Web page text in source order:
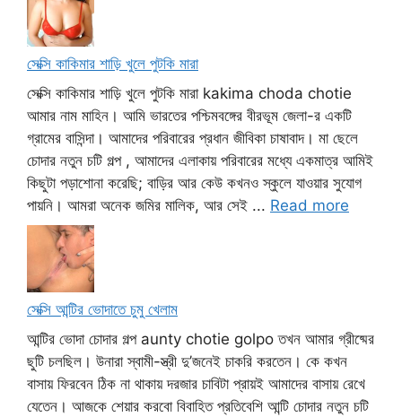
সেক্সি কাকিমার শাড়ি খুলে পুটকি মারা
সেক্সি কাকিমার শাড়ি খুলে পুটকি মারা kakima choda chotie
আমার নাম মাহিন। আমি ভারতের পশ্চিমবঙ্গের বীরভূম জেলা-র একটি
গ্রামের বাসিন্দা। আমাদের পরিবারের প্রধান জীবিকা চাষাবাদ। মা ছেলে
চোদার নতুন চটি গল্প , আমাদের এলাকায় পরিবারের মধ্যে একমাত্র আমিই
কিছুটা পড়াশোনা করেছি; বাড়ির আর কেউ কখনও স্কুলে যাওয়ার সুযোগ
পায়নি। আমরা অনেক জমির মালিক, আর সেই ... Read more
সেক্সি আন্টির ভোদাতে চুমু খেলাম
আন্টির ভোদা চোদার গল্প aunty chotie golpo তখন আমার গ্রীষ্মের
ছুটি চলছিল। উনারা স্বামী-স্ত্রী দু’জনেই চাকরি করতেন। কে কখন
বাসায় ফিরবেন ঠিক না থাকায় দরজার চাবিটা প্রায়ই আমাদের বাসায় রেখে
যেতেন। আজকে শেয়ার করবো বিবাহিত প্রতিবেশি আন্টি চোদার নতুন চটি